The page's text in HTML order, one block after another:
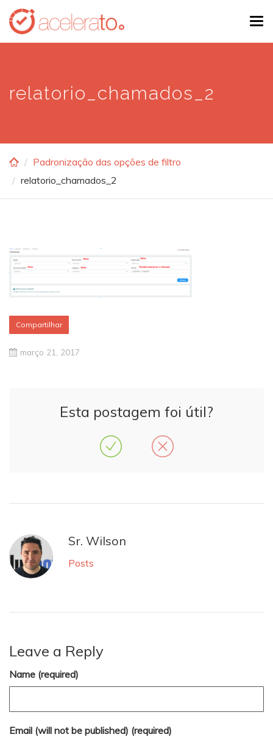
Skip
main
relatorio_chamados_2
Padronização das opções de filtro
relatorio_chamados_2
Compartilhar
março 21, 2017
Esta postagem foi útil?
Sr. Wilson
Posts
Leave a Reply
Name (required)
Email (will not be published) (required)